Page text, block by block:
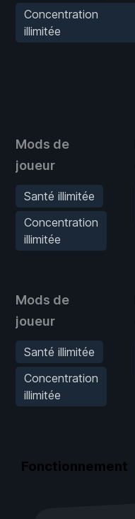
Concentration
illimitée
Mods de
joueur
Santé illimitée
Concentration
illimitée
Mods de
joueur
Santé illimitée
Concentration
illimitée
Fonctionnement